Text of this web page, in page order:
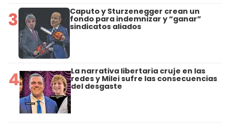
3 Caputo y Sturzenegger crean un
fondo para indemnizar y “ganar”
sindicatos aliados
4 La narrativa libertaria cruje en las
redes y Milei sufre las consecuencias
del desgaste